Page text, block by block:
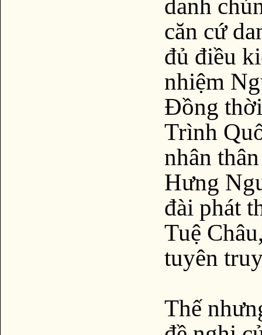
danh
căn cứ
đủ điều
nhiệm
Đồng
Trình
nhân
Hưng
đài phát
Tuệ
tuyên
Thế